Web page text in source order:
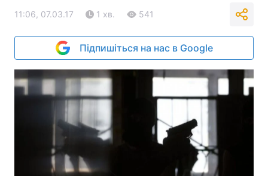
11:06, 07.03.17 1 хв. 541
Підпишіться на нас в Google